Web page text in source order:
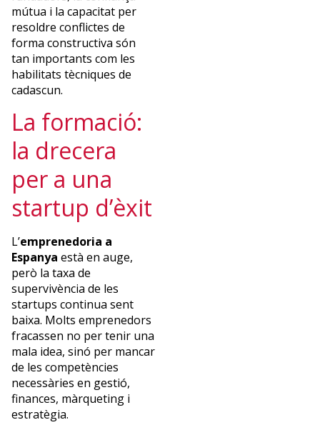
mútua i la capacitat per
resoldre conflictes de
forma constructiva són
tan importants com les
habilitats tècniques de
cadascun.
La formació:
la drecera
per a una
startup d’èxit
L’emprenedoria a
Espanya està en auge,
però la taxa de
supervivència de les
startups continua sent
baixa. Molts emprenedors
fracassen no per tenir una
mala idea, sinó per mancar
de les competències
necessàries en gestió,
finances, màrqueting i
estratègia.